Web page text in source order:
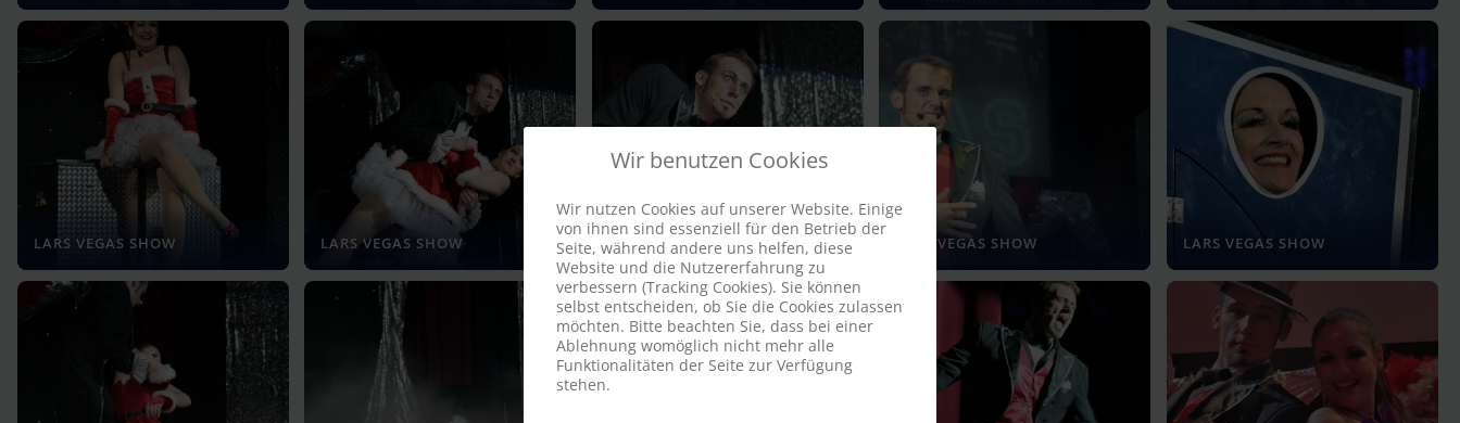
LARS VEGAS SHOW LARS VEGAS SHOW LARS VEGAS SHOW LARS VEGAS SHOW LARS VEGAS SHOW
Wir benutzen Cookies
Wir nutzen Cookies auf unserer Website. Einige
von ihnen sind essenziell für den Betrieb der
Seite, während andere uns helfen, diese
Website und die Nutzererfahrung zu
verbessern (Tracking Cookies). Sie können
selbst entscheiden, ob Sie die Cookies zulassen
möchten. Bitte beachten Sie, dass bei einer
Ablehnung womöglich nicht mehr alle
Funktionalitäten der Seite zur Verfügung
stehen.